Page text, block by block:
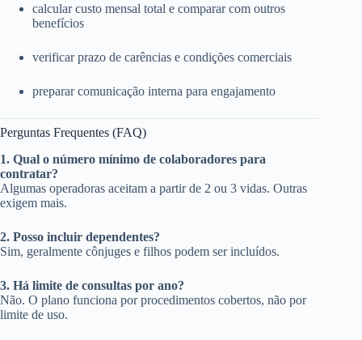
calcular custo mensal total e comparar com outros
benefícios
verificar prazo de carências e condições comerciais
preparar comunicação interna para engajamento
Perguntas Frequentes (FAQ)
1. Qual o número mínimo de colaboradores para
contratar?
Algumas operadoras aceitam a partir de 2 ou 3 vidas. Outras
exigem mais.
2. Posso incluir dependentes?
Sim, geralmente cônjuges e filhos podem ser incluídos.
3. Há limite de consultas por ano?
Não. O plano funciona por procedimentos cobertos, não por
limite de uso.